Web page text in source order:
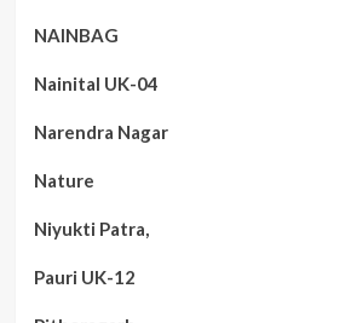
NAINBAG
Nainital UK-04
Narendra Nagar
Nature
Niyukti Patra,
Pauri UK-12